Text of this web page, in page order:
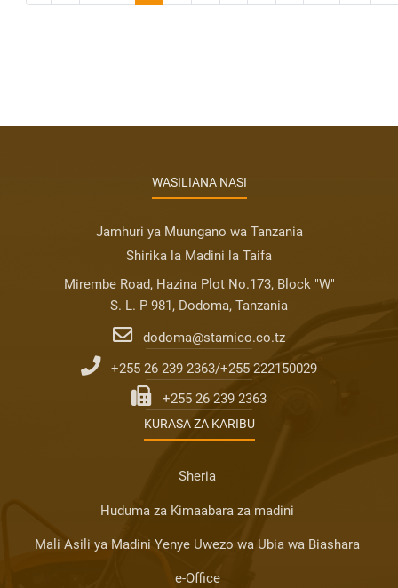
WASILIANA NASI
Jamhuri ya Muungano wa Tanzania
Shirika la Madini la Taifa
Mirembe Road, Hazina Plot No.173, Block "W"
S. L. P 981, Dodoma, Tanzania
dodoma@stamico.co.tz
+255 26 239 2363/+255 222150029
+255 26 239 2363
KURASA ZA KARIBU
Sheria
Huduma za Kimaabara za madini
Mali Asili ya Madini Yenye Uwezo wa Ubia wa Biashara
e-Office